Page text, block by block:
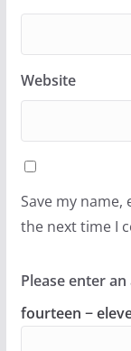
Website
Save my
the next time I
Please enter
fourteen −